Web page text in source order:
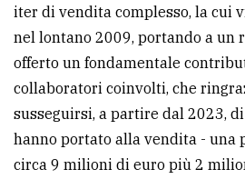
Privacy
policy
Cookie
policy
iter di vendita complesso, la cui
nel lontano 2009, portando a un
offerto un fondamentale
collaboratori coinvolti, che
susseguirsi, a partire dal 2023,
hanno portato alla vendita - una
circa 9 milioni di euro più 2